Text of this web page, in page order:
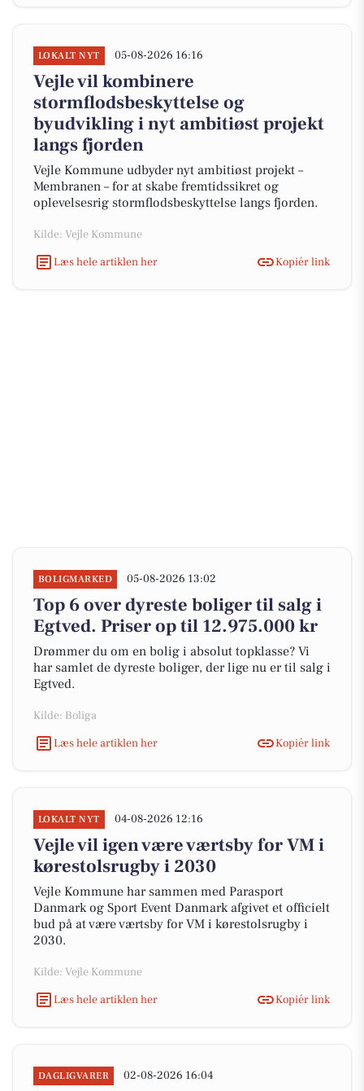
LOKALT NYT 05-08-2026 16:16
Vejle vil kombinere
stormflodsbeskyttelse og
byudvikling i nyt ambitiøst projekt
langs fjorden
Vejle Kommune udbyder nyt ambitiøst projekt –
Membranen – for at skabe fremtidssikret og
oplevelsesrig stormflodsbeskyttelse langs fjorden.
Kilde: Vejle Kommune
Læs hele artiklen her
Kopiér link
BOLIGMARKED 05-08-2026 13:02
Top 6 over dyreste boliger til salg i
Egtved. Priser op til 12.975.000 kr
Drømmer du om en bolig i absolut topklasse? Vi
har samlet de dyreste boliger, der lige nu er til salg i
Egtved.
Kilde: Boliga
Læs hele artiklen her
Kopiér link
LOKALT NYT 04-08-2026 12:16
Vejle vil igen være værtsby for VM i
kørestolsrugby i 2030
Vejle Kommune har sammen med Parasport
Danmark og Sport Event Danmark afgivet et officielt
bud på at være værtsby for VM i kørestolsrugby i
2030.
Kilde: Vejle Kommune
Læs hele artiklen her
Kopiér link
DAGLIGVARER 02-08-2026 16:04